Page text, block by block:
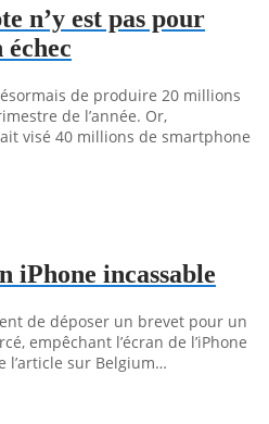
n’y est pas pour
échec
de produire 20 millions
de l’année. Or,
visé 40 millions de smartphone
iPhone incassable
de déposer un brevet pour un
empêchant l’écran de l’iPhone
l’article sur Belgium…